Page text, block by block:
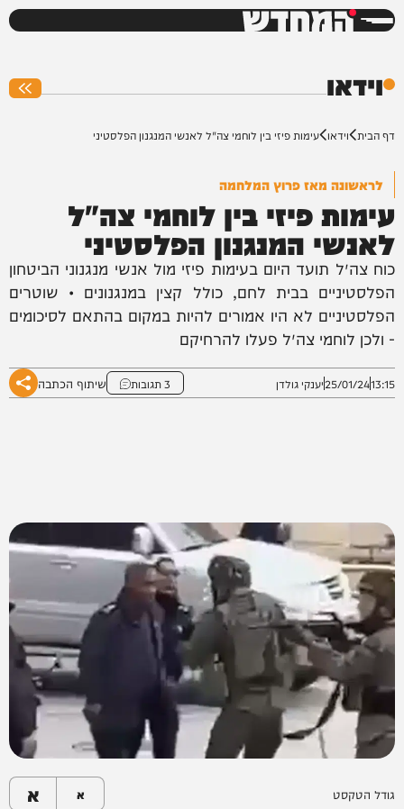
המחדש
וידאו
דף הבית וידאו עימות פיזי בין לוחמי צה"ל לאנשי המנגנון הפלסטיני
לראשונה מאז פרוץ המלחמה
עימות פיזי בין לוחמי צה"ל
לאנשי המנגנון הפלסטיני
כוח צה״ל תועד היום בעימות פיזי מול אנשי מנגנוני הביטחון
הפלסטיניים בבית לחם, כולל קצין במנגנונים • שוטרים
הפלסטיניים לא היו אמורים להיות במקום בהתאם לסיכומים
- ולכן לוחמי צה״ל פעלו להרחיקם
13:15
25/01/24יענקי גולדן 3 תגובות שיתוף הכתבה
גודל הטקסט א א